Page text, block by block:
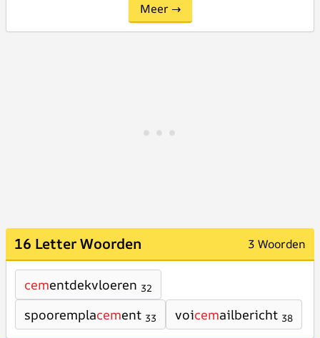
Meer →
16 Letter Woorden 3 Woorden
cementdekvloeren 32
spooremplacement 33 voicemailbericht 38